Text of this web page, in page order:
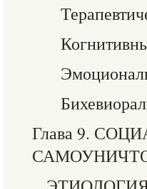
Глава 9.